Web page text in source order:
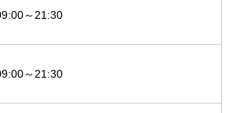
～21:30
～21:30